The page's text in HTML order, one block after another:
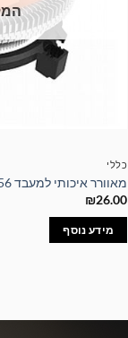
כללי
מאוורר איכותי למעבד Intel I5 Fan 1155 / 1156
₪26.00
מידע נוסף